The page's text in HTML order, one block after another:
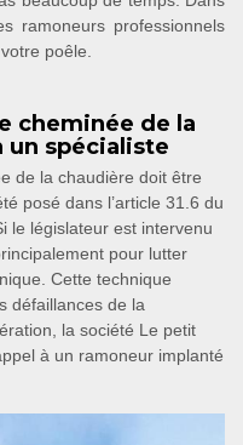
ramoneurs professionnels
poêle.
cheminée de la
un spécialiste
de la chaudière doit être
posé dans l’article 31.6 du
le législateur est intervenu
pour lutter
Cette technique
défaillances de la
la société Le petit
à un ramoneur implanté